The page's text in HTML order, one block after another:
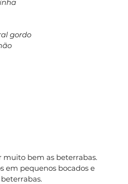
gordo
muito bem as beterrabas.
em pequenos bocados e